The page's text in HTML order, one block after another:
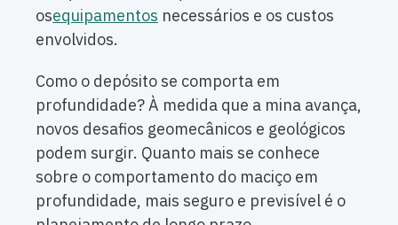
osequipamentos necessários e os custos
envolvidos.
Como o depósito se comporta em
profundidade? À medida que a mina avança,
novos desafios geomecânicos e geológicos
podem surgir. Quanto mais se conhece
sobre o comportamento do maciço em
profundidade, mais seguro e previsível é o